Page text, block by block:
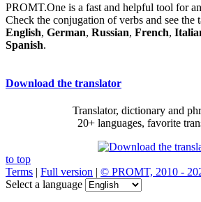
PROMT.One is a fast and helpful tool for
Check the conjugation of verbs and see the
English, German, Russian, French,
Spanish.
Download the translator
Translator, dictionary and
20+ languages, favorite
to top
Terms | Full version | © PROMT, 2010 -
Select a language